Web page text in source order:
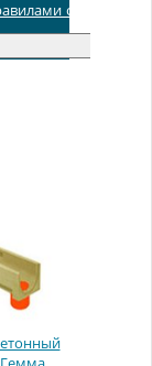
обработки